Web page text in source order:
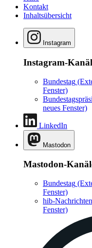
Kontakt
Inhaltsübersicht
Instagram
Instagram-
Bundestag
Fenster)
neues Fenster)
LinkedIn
Mastodon
Mastodon-
Bundestag
Fenster)
hib-Nachrichten
Fenster)